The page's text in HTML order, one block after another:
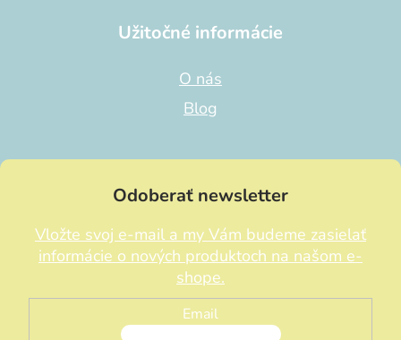
Užitočné informácie
O nás
Blog
Odoberať newsletter
Vložte svoj e-mail a my Vám budeme zasielať
informácie o nových produktoch na našom e-
shope.
Email